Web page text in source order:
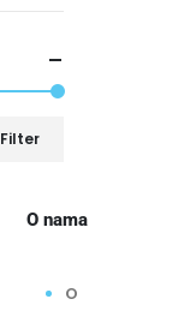
Filter
O nama
O